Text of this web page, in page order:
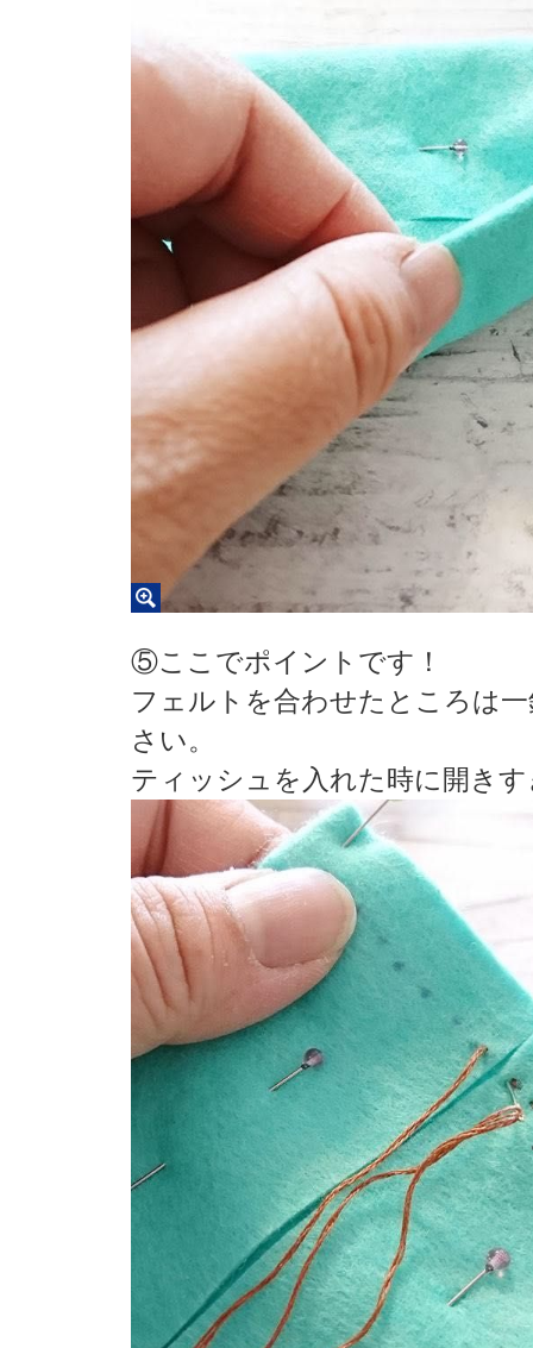
⑤ここでポイントです！
フェルトを合わせたところは
さい。
ティッシュを入れた時に開き